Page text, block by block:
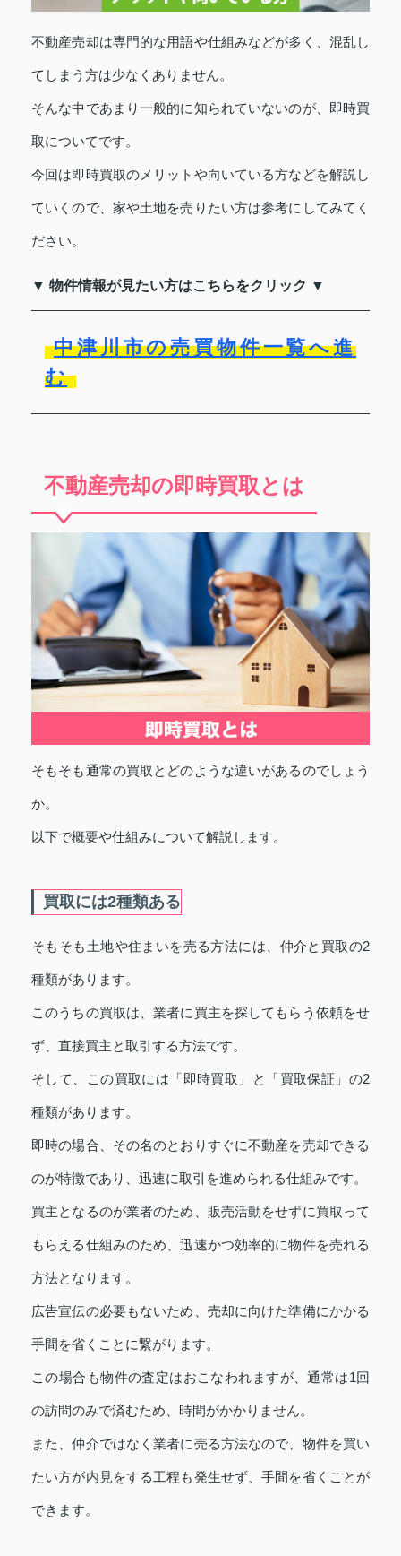
不動産売却は専門的な用語や仕組みなどが多く、混乱し
てしまう方は少なくありません。
そんな中であまり一般的に知られていないのが、即時買
取についてです。
今回は即時買取のメリットや向いている方などを解説し
ていくので、家や土地を売りたい方は参考にしてみてく
ださい。
▼ 物件情報が見たい方はこちらをクリック ▼
中津川市の売買物件一覧へ進
む
不動産売却の即時買取とは
そもそも通常の買取とどのような違いがあるのでしょう
か。
以下で概要や仕組みについて解説します。
買取には2種類ある
そもそも土地や住まいを売る方法には、仲介と買取の2
種類があります。
このうちの買取は、業者に買主を探してもらう依頼をせ
ず、直接買主と取引する方法です。
そして、この買取には「即時買取」と「買取保証」の2
種類があります。
即時の場合、その名のとおりすぐに不動産を売却できる
のが特徴であり、迅速に取引を進められる仕組みです。
買主となるのが業者のため、販売活動をせずに買取って
もらえる仕組みのため、迅速かつ効率的に物件を売れる
方法となります。
広告宣伝の必要もないため、売却に向けた準備にかかる
手間を省くことに繋がります。
この場合も物件の査定はおこなわれますが、通常は1回
の訪問のみで済むため、時間がかかりません。
また、仲介ではなく業者に売る方法なので、物件を買い
たい方が内見をする工程も発生せず、手間を省くことが
できます。